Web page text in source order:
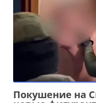
Покушение на